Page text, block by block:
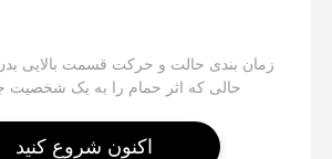
زمان بندی حالت و حرکت قسمت بالایی
حالی که اثر حمام را به یک شخصیت
اکنون شروع کنید